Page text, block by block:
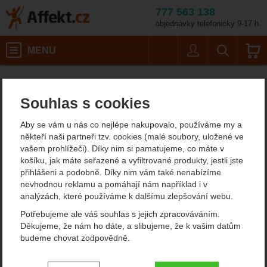
Souhlas s cookies
Aby se vám u nás co nejlépe nakupovalo, používáme my a
někteří naši partneři tzv. cookies (malé soubory, uložené ve
vašem prohlížeči). Díky nim si pamatujeme, co máte v
košíku, jak máte seřazené a vyfiltrované produkty, jestli jste
přihlášeni a podobně. Díky nim vám také nenabízíme
nevhodnou reklamu a pomáhají nám například i v
analýzách, které používáme k dalšímu zlepšování webu.
Potřebujeme ale váš souhlas s jejich zpracováváním.
Děkujeme, že nám ho dáte, a slibujeme, že k vašim datům
budeme chovat zodpovědně.
Nastavení souhlasů s kategoriemi
777 563 138
objednávky telefonicky 9-17 h.
MENU
Potápěčské vybavení
Potápěčské vybavení
Plánujete se potápět a hledáte vybavení, které vás nezklame? Na
e-shopu najdetepotápěčskou výstrojpro každého potápěče, ať
už se věnujeterekreačnímu nebo technickému potápění
produkty vám poskytnou spolehlivost a dlouhou životnost při
každém ponoru.
Zobrazit více
POTÁPĚČSKÉ
AUTOMATIKY
KOMPENZÁTORY